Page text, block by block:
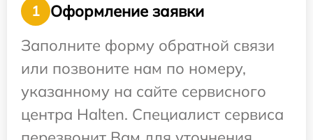
1
Оформление заявки
Заполните форму обратной связи
или позвоните нам по номеру,
указанному на сайте сервисного
центра Halten. Специалист сервиса